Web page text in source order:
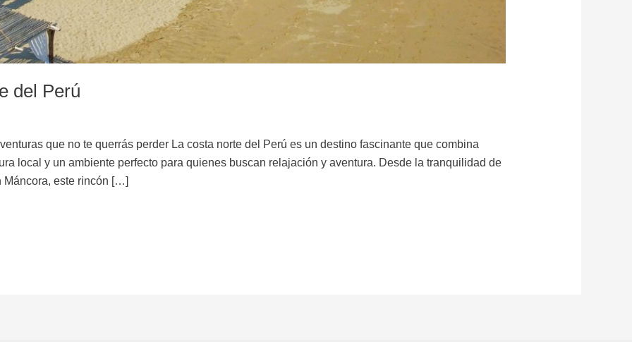
del Perú
que no te querrás perder La costa norte del Perú es un destino fascinante que combina
local y un ambiente perfecto para quienes buscan relajación y aventura. Desde la tranquilidad de
Máncora, este rincón […]